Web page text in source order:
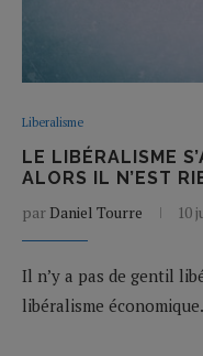
Liberalisme
LE LIBÉRALISME
ALORS IL N’EST
parDaniel Tourre 10
Il n’y a pas de gentil
libéralisme